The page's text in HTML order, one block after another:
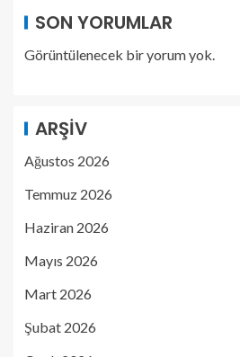
SON YORUMLAR
Görüntülenecek bir yorum yok.
ARŞIV
Ağustos 2026
Temmuz 2026
Haziran 2026
Mayıs 2026
Mart 2026
Şubat 2026